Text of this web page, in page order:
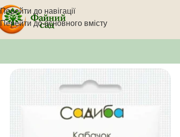
Перейти до навігації
Перейти до основного вмісту